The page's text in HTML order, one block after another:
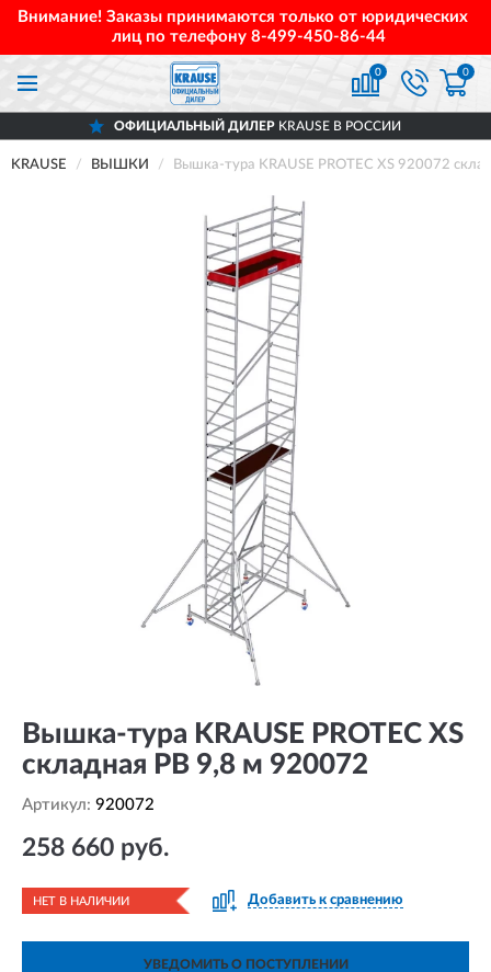
Внимание! Заказы принимаются только от юридических
лиц по телефону 8-499-450-86-44
0 0
ОФИЦИАЛЬНЫЙ ДИЛЕРKRAUSE В РОССИИ
KRAUSE ВЫШКИ Вышка-тура KRAUSE PROTEC XS 920072
Вышка-тура KRAUSE PROTEC XS
складная РВ 9,8 м 920072
Артикул: 920072
258 660 руб.
НЕТ В НАЛИЧИИ Добавить к сравнению
УВЕДОМИТЬ О ПОСТУПЛЕНИИ